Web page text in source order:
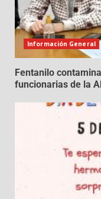
Información General
Fentanilo
funcionarias de la